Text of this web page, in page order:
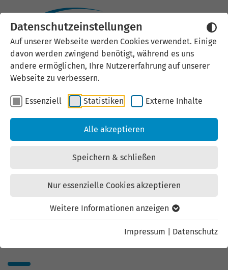
Datenschutzeinstellungen
Auf unserer Webseite werden Cookies verwendet. Einige
davon werden zwingend benötigt, während es uns
andere ermöglichen, Ihre Nutzererfahrung auf unserer
Webseite zu verbessern.
Essenziell Statistiken Externe Inhalte
Alle akzeptieren
Speichern & schließen
Nur essenzielle Cookies akzeptieren
Weitere Informationen anzeigen
Impressum Datenschutz
Externen Inhalt laden
Wir verwenden auf unserer
Website externe Inhalte, um Ihnen
zusätzliche Informationen
anzubieten. Einige externe Inhalte
(z.B. Google Maps, Youtube)
können persönliche Daten (z.B. IP-
Mit der Bestätigung erklären Sie